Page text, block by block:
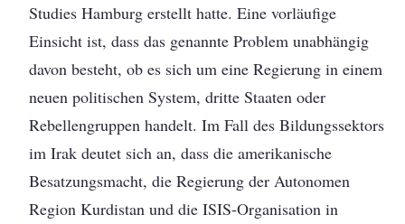
Studies Hamburg erstellt hatte. Eine vorläufige
Einsicht ist, dass das genannte Problem unabhängig
davon besteht, ob es sich um eine Regierung in einem
neuen politischen System, dritte Staaten oder
Rebellengruppen handelt. Im Fall des Bildungssektors
im Irak deutet sich an, dass die amerikanische
Besatzungsmacht, die Regierung der Autonomen
Region Kurdistan und die ISIS-Organisation in